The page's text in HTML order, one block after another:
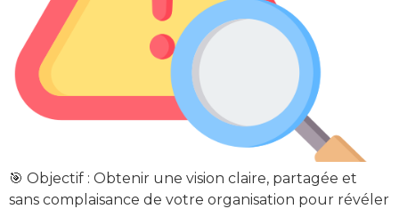
🎯 Objectif : Obtenir une vision claire, partagée et
sans complaisance de votre organisation pour révéler